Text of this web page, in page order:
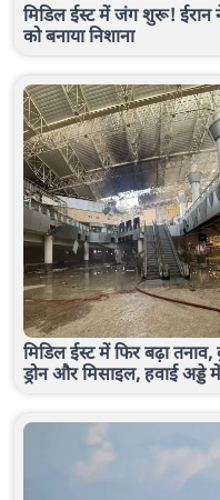
मिडिल ईस्ट में जंग शुरू! ईरान
को बनाया निशाना
मिडिल ईस्ट में फिर बढ़ा
ड्रोन और मिसाइल, हवाई अड्डे